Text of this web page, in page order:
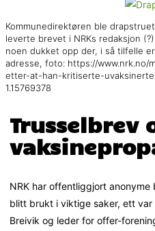
Kommunedirektøren ble
leverte brevet i NRKs redaksjon
noen dukket opp der, i så tilfelle
adresse, foto: https://www.nrk.no/
etter-at-han-kritiserte-
1.15769378
Trusselbrev
NRK har offentliggjort
blitt brukt i viktige saker, ett var
Breivik og leder for offer-